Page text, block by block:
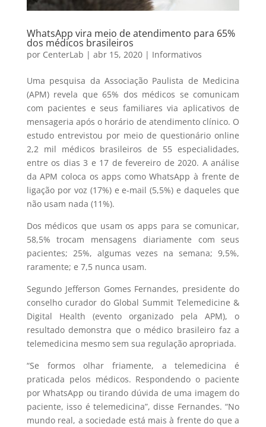
WhatsApp vira meio de atendimento para 65%
dos médicos brasileiros
por CenterLab | abr 15, 2020| Informativos
Uma pesquisa da Associação Paulista de Medicina
(APM) revela que 65% dos médicos se comunicam
com pacientes e seus familiares via aplicativos de
mensageria após o horário de atendimento clínico. O
estudo entrevistou por meio de questionário online
2,2 mil médicos brasileiros de 55 especialidades,
entre os dias 3 e 17 de fevereiro de 2020. A análise
da APM coloca os apps como WhatsApp à frente de
ligação por voz (17%) e e-mail (5,5%) e daqueles que
não usam nada (11%).
Dos médicos que usam os apps para se comunicar,
58,5% trocam mensagens diariamente com seus
pacientes; 25%, algumas vezes na semana; 9,5%,
raramente; e 7,5 nunca usam.
Segundo Jefferson Gomes Fernandes, presidente do
conselho curador do Global Summit Telemedicine &
Digital Health (evento organizado pela APM), o
resultado demonstra que o médico brasileiro faz a
telemedicina mesmo sem sua regulação apropriada.
“Se formos olhar friamente, a telemedicina é
praticada pelos médicos. Respondendo o paciente
por WhatsApp ou tirando dúvida de uma imagem do
paciente, isso é telemedicina”, disse Fernandes. “No
mundo real, a sociedade está mais à frente do que a